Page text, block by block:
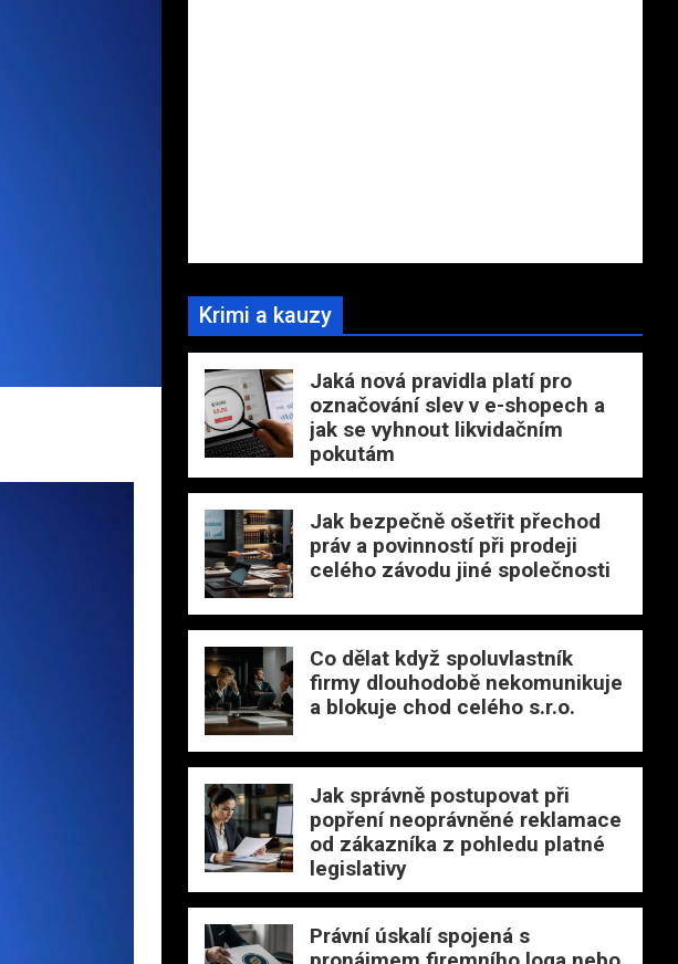
Krimi a kauzy
Jaká nová pravidla platí pro
označování slev v e-shopech a
jak se vyhnout likvidačním
pokutám
Jak bezpečně ošetřit přechod
práv a povinností při prodeji
celého závodu jiné společnosti
Co dělat když spoluvlastník
firmy dlouhodobě nekomunikuje
a blokuje chod celého s.r.o.
Jak správně postupovat při
popření neoprávněné reklamace
od zákazníka z pohledu platné
legislativy
Právní úskalí spojená s